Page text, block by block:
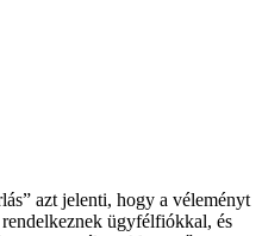
azt jelenti, hogy a véleményt
ügyfélfiókkal, és